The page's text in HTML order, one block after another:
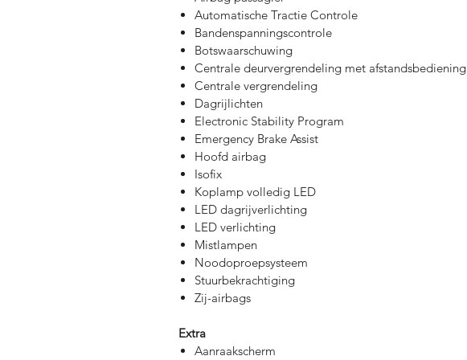
Automatische Tractie Controle
Bandenspanningscontrole
Botswaarschuwing
Centrale deurvergrendeling met afstandsbediening
Centrale vergrendeling
Dagrijlichten
Electronic Stability Program
Emergency Brake Assist
Hoofd airbag
Isofix
Koplamp volledig LED
LED dagrijverlichting
LED verlichting
Mistlampen
Noodoproepsysteem
Stuurbekrachtiging
Zij-airbags
Extra
Aanraakscherm